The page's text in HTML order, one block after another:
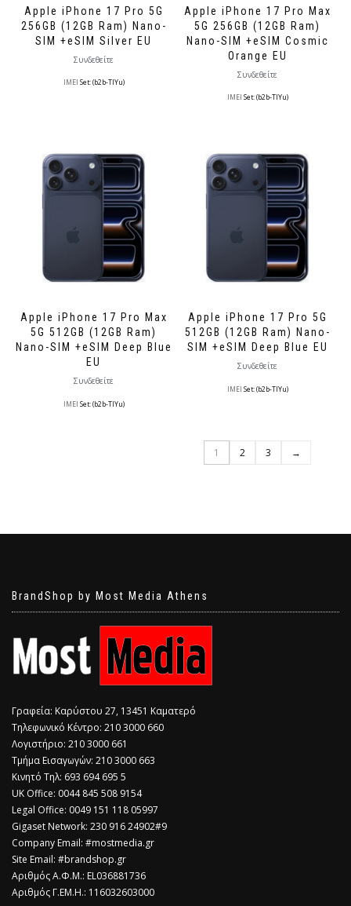
Apple iPhone 17 Pro 5G
256GB (12GB Ram) Nano-
SIM +eSIM Silver EU
Συνδεθείτε
IMEI Set: (b2b-TlYu)
Apple iPhone 17 Pro Max
5G 256GB (12GB Ram)
Nano-SIM +eSIM Cosmic
Orange EU
Συνδεθείτε
IMEI Set: (b2b-TlYu)
Apple iPhone 17 Pro Max
5G 512GB (12GB Ram)
Nano-SIM +eSIM Deep Blue
EU
Συνδεθείτε
IMEI Set: (b2b-TlYu)
Apple iPhone 17 Pro 5G
512GB (12GB Ram) Nano-
SIM +eSIM Deep Blue EU
Συνδεθείτε
IMEI Set: (b2b-TlYu)
1 2 3 →
BrandShop by Most Media Athens
Γραφεία: Καρύστου 27, 13451 Καματερό
Τηλεφωνικό Κέντρο: 210 3000 660
Λογιστήριο: 210 3000 661
Τμήμα Εισαγωγών: 210 3000 663
Κινητό Τηλ: 693 694 695 5
​UK Office: 0044 845 508 9154
Legal Office: 0049 151 118 05997
Gigaset Network: 230 916 24902#9
Company Email: #mostmedia.gr
Site Email: #brandshop.gr
Αριθμός Α.Φ.Μ.: EL036881736
Αριθμός Γ.ΕΜ.Η.: 116032603000